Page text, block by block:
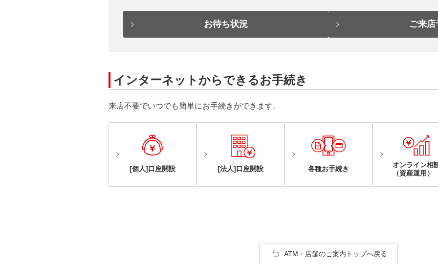
お待ち状況 ご来店
インターネットからできるお手続き
来店不要でいつでも簡単にお手続きができます。
[個人]口座開設 [法人]口座開設 各種お手続き
オンライン相
（資産運用）
ATM・店舗のご案内トップへ戻る